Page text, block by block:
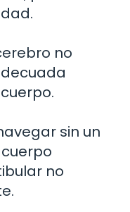
no
sin un
no